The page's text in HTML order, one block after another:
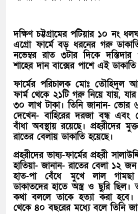
দক্ষিণ চট্টগ্রামের পটিয়ার ১০ নং
এগ্রো ফার্মে বড় ধরনের গরু
নভেম্বর রাত ৩টার দিকে দস্তিদার
শাহের দান বাক্সের পাশে এই
ফার্মের পরিচালক মোঃ তৌহিদুল
ফার্ম থেকে ২১টি গরু নিয়ে যায়,
৩০ লাখ টাকা। তিনি জানান- ভোর
দেখেন- বাহিরের দরজা বন্ধ এবং
বাঁধা অবস্থায় রয়েছে। প্রহরীদের
রাতের বেলায় ডাকাতি হয়েছে।
প্রহরীদের ভাষ্য-ফার্মের প্রহরী
হাতিয়া- জানান- রাতের বেলা ১২
হাত-পা বেঁধে মুখে লাল
ডাকাতদের হাতে অস্ত্র ও ছুরি ছিল।
কথা বললে তাকে হত্যা করা
থেকে ৪০ বছরের মধ্যে বলে তিনি